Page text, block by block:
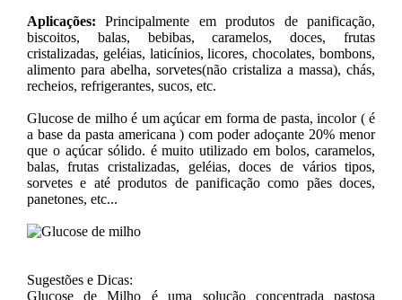
Aplicações: Principalmente em produtos de panificação,
biscoitos, balas, bebibas, caramelos, doces, frutas
cristalizadas, geléias, laticínios, licores, chocolates, bombons,
alimento para abelha, sorvetes(não cristaliza a massa), chás,
recheios, refrigerantes, sucos, etc.
Glucose de milho é um açúcar em forma de pasta, incolor ( é
a base da pasta americana ) com poder adoçante 20% menor
que o açúcar sólido. é muito utilizado em bolos, caramelos,
balas, frutas cristalizadas, geléias, doces de vários tipos,
sorvetes e até produtos de panificação como pães doces,
panetones, etc...
Sugestões e Dicas:
Glucose de Milho é uma solução concentrada pastosa